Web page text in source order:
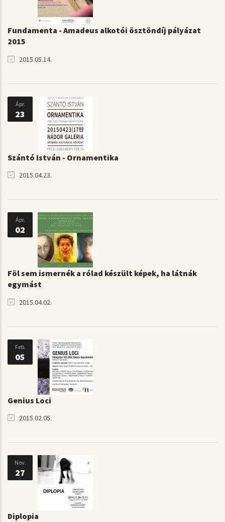
Fundamenta - Amadeus alkotói ösztöndíj pályázat
2015
2015.05.14.
Ápr.
23
Szántó István - Ornamentika
2015.04.23.
Ápr.
02
Föl sem ismernék a rólad készült képek, ha látnák
egymást
2015.04.02.
Feb.
05
Genius Loci
2015.02.05.
Nov.
27
Diplopia